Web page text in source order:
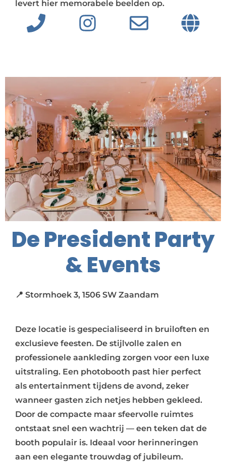
levert hier memorabele beelden op.
De President Party
& Events
📍 Stormhoek 3, 1506 SW Zaandam
Deze locatie is gespecialiseerd in bruiloften en
exclusieve feesten. De stijlvolle zalen en
professionele aankleding zorgen voor een luxe
uitstraling. Een photobooth past hier perfect
als entertainment tijdens de avond, zeker
wanneer gasten zich netjes hebben gekleed.
Door de compacte maar sfeervolle ruimtes
ontstaat snel een wachtrij — een teken dat de
booth populair is. Ideaal voor herinneringen
aan een elegante trouwdag of jubileum.